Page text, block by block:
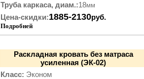
Труба каркаса, диам.:18мм
Цена-скидки:1885-2130руб.
Подробней
Раскладная кровать без матраса
усиленная (ЭК-02)
Класс: Эконом